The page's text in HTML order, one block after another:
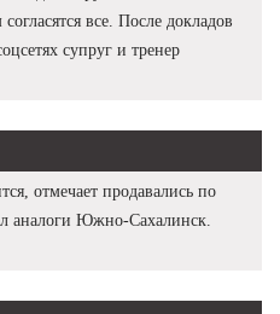
все. После докладов
супруг и тренер
отмечает продавались по
аналоги Южно-Сахалинск.